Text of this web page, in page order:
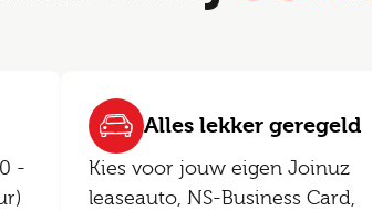
-
Alles lekker geregeld
Kies voor jouw eigen Joinuz
leaseauto, NS-Business Card,